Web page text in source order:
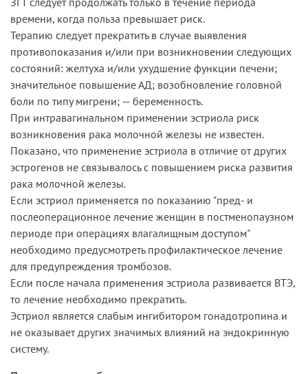
времени, когда польза превышает риск.
Терапию следует прекратить в случае выявления
противопоказания и/или при возникновении следующих
состояний: желтуха и/или ухудшение функции печени;
значительное повышение АД; возобновление головной
боли по типу мигрени; — беременность.
При интравагинальном применении эстриола риск
возникновения рака молочной железы не известен.
Показано, что применение эстриола в отличие от других
эстрогенов не связывалось с повышением риска развития
рака молочной железы.
Если эстриол применяется по показанию "пред- и
послеоперационное лечение женщин в постменопаузном
периоде при операциях влагалищным доступом"
необходимо предусмотреть профилактическое лечение
для предупреждения тромбозов.
Если после начала применения эстриола развивается ВТЭ,
то лечение необходимо прекратить.
Эстриол является слабым ингибитором гонадотропина и
не оказывает других значимых влияний на эндокринную
систему.